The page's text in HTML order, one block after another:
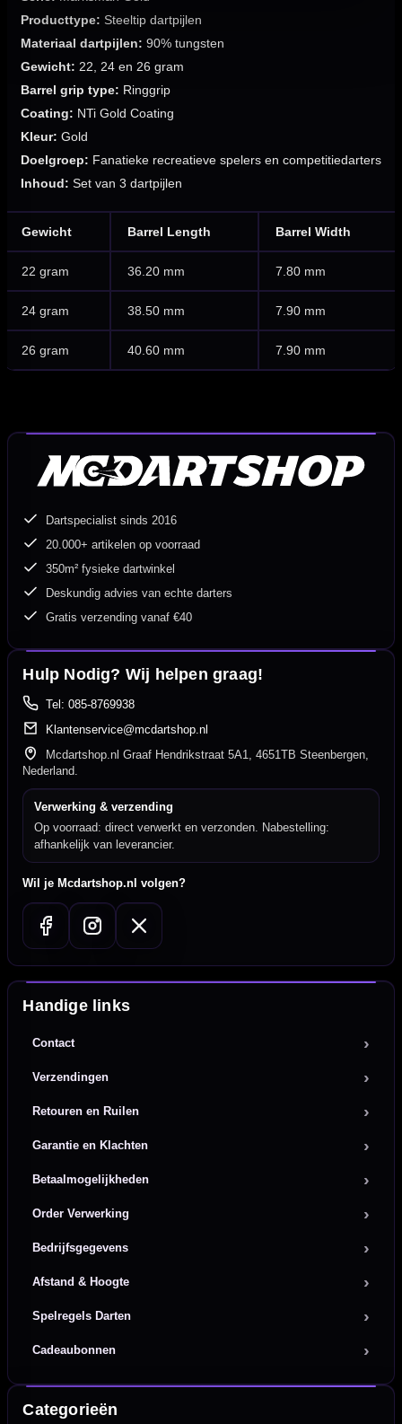
Producttype: Steeltip dartpijlen
Materiaal dartpijlen: 90% tungsten
Gewicht: 22, 24 en 26 gram
Barrel grip type: Ringgrip
Coating: NTi Gold Coating
Kleur: Gold
Doelgroep: Fanatieke recreatieve spelers en competitiedarters
Inhoud: Set van 3 dartpijlen
Gewicht Barrel Length Barrel Width
22 gram 36.20 mm 7.80 mm
24 gram 38.50 mm 7.90 mm
26 gram 40.60 mm 7.90 mm
Dartspecialist sinds 2016
20.000+ artikelen op voorraad
350m² fysieke dartwinkel
Deskundig advies van echte darters
Gratis verzending vanaf €40
Hulp Nodig? Wij helpen graag!
Tel: 085-8769938
Klantenservice@mcdartshop.nl
Mcdartshop.nl Graaf Hendrikstraat 5A1, 4651TB Steenbergen,
Nederland.
Verwerking & verzending
Op voorraad: direct verwerkt en verzonden. Nabestelling:
afhankelijk van leverancier.
Wil je Mcdartshop.nl volgen?
Handige links
Contact
Verzendingen
Retouren en Ruilen
Garantie en Klachten
Betaalmogelijkheden
Order Verwerking
Bedrijfsgegevens
Afstand & Hoogte
Spelregels Darten
Cadeaubonnen
Categorieën